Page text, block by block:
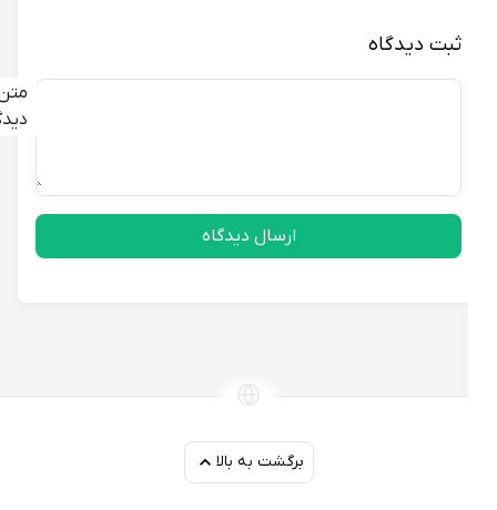
ثبت دیدگاه
متن
دیدگاه
ارسال دیدگاه
برگشت به بالا